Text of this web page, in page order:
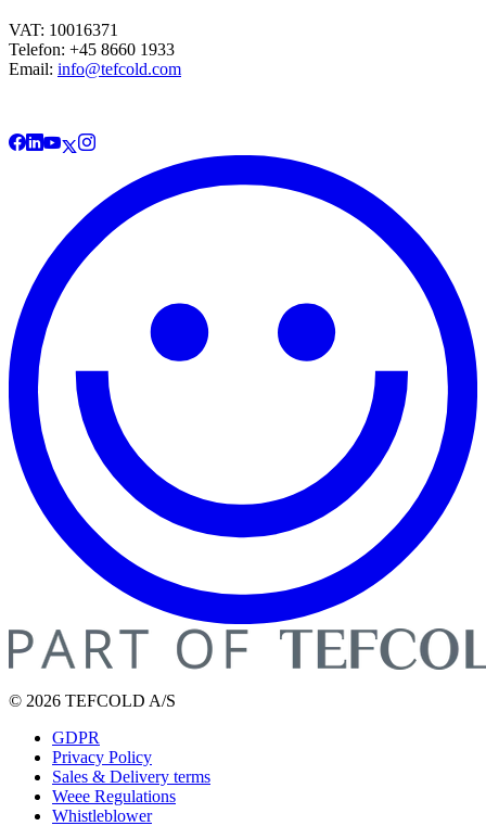
VAT: 10016371
Telefon: +45 8660 1933
Email: info@tefcold.com
© 2026 TEFCOLD A/S
GDPR
Privacy Policy
Sales & Delivery terms
Weee Regulations
Whistleblower